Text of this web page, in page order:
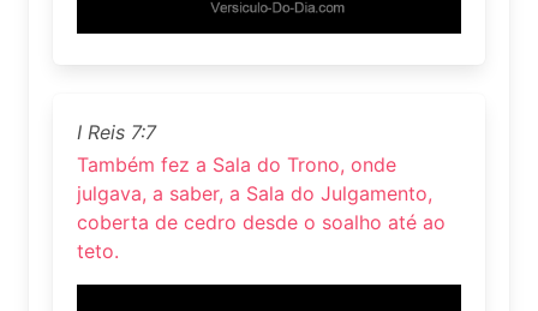
I Reis 7:7
Também fez a Sala do Trono, onde
julgava, a saber, a Sala do Julgamento,
coberta de cedro desde o soalho até ao
teto.